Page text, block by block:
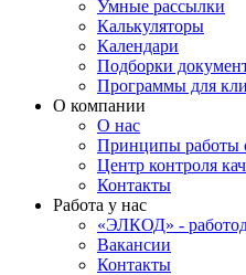
Умные рассылки
Калькуляторы
Календари
Подборки
Программы для
О компании
О нас
Принципы работы
Центр контроля
Контакты
Работа у нас
«ЭЛКОД» -
Вакансии
Контакты